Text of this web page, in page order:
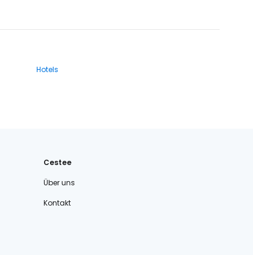
Hotels
Cestee
Über uns
Kontakt